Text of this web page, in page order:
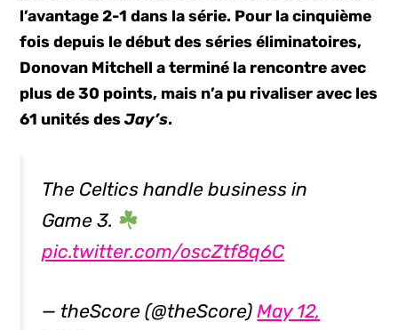
l’avantage 2-1 dans la série. Pour la cinquième
fois depuis le début des séries éliminatoires,
Donovan Mitchell a terminé la rencontre avec
plus de 30 points, mais n’a pu rivaliser avec les
61 unités desJay’s.
The Celtics handle business in
Game 3.
pic.twitter.com/oscZtf8q6C
— theScore (@theScore)May 12,